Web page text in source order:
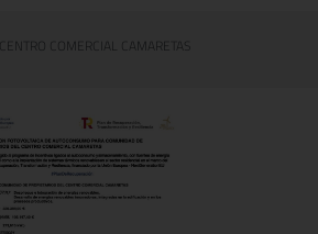
COMERCIAL CAMARETAS